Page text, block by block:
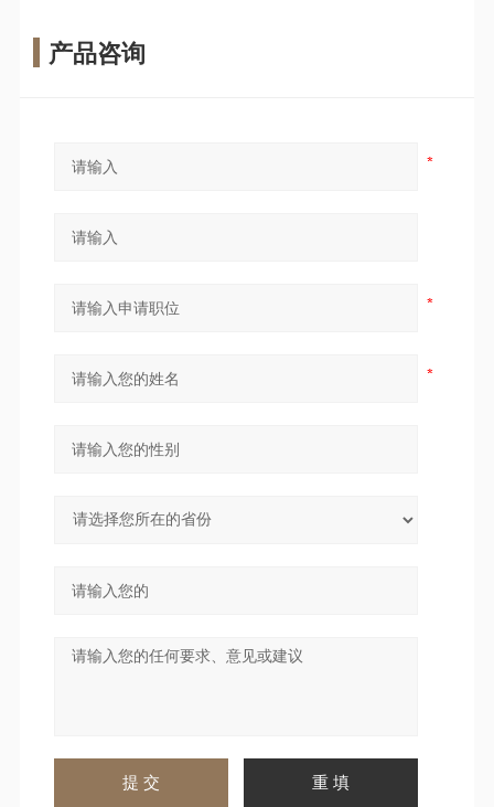
产品咨询